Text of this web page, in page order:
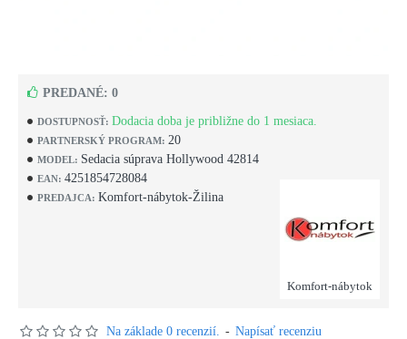
DOSTUPNOSŤ: Dodacia doba je približne do 1 mesiaca.
PARTNERSKÝ PROGRAM: 20
MODEL: Sedacia súprava Hollywood 42814
EAN: 4251854728084
PREDAJCA: Komfort-nábytok-Žilina
Komfort-nábytok
PREDANÉ: 0
Na základe 0 recenzií. - Napísať recenziu